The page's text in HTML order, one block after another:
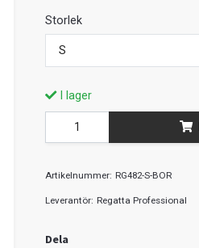
Storlek
S
I lager
Artikelnummer: RG482-S-BOR
Leverantör: Regatta Professional
Dela